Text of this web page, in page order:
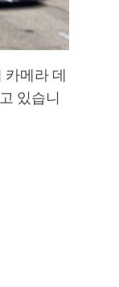
카메라 데
있습니